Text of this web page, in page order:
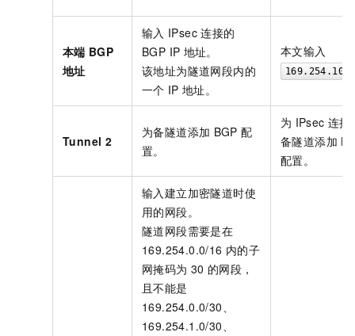
本端 BGP
地址
输入 IPsec 连接的
BGP IP 地址。
该地址为隧道网段内的
一个 IP 地址。
本文输入
169.254.10.1
Tunnel 2
为备隧道添加 BGP 配
置。
为 IPsec 连接
备隧道添加
配置。
输入建立加密隧道时使
用的网段。
隧道网段需要是在
169.254.0.0/16 内的子
网掩码为 30 的网段，
且不能是
169.254.0.0/30、
169.254.1.0/30、